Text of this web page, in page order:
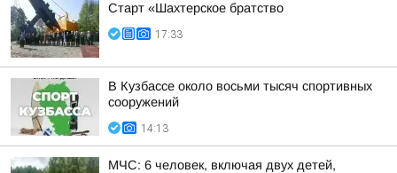
Старт «Шахтерское братство
17:33
В Кузбассе около восьми тысяч спортивных
сооружений
14:13
МЧС: 6 человек, включая двух детей,